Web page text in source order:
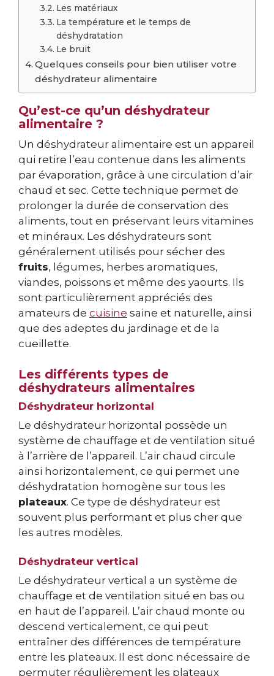
Les matériaux
La température et le temps de
déshydratation
Le bruit
Quelques conseils pour bien utiliser votre
déshydrateur alimentaire
Qu’est-ce qu’un déshydrateur
alimentaire ?
Un déshydrateur alimentaire est un appareil
qui retire l’eau contenue dans les aliments
par évaporation, grâce à une circulation d’air
chaud et sec. Cette technique permet de
prolonger la durée de conservation des
aliments, tout en préservant leurs vitamines
et minéraux. Les déshydrateurs sont
généralement utilisés pour sécher des
fruits, légumes, herbes aromatiques,
viandes, poissons et même des yaourts. Ils
sont particulièrement appréciés des
amateurs de cuisine saine et naturelle, ainsi
que des adeptes du jardinage et de la
cueillette.
Les différents types de
déshydrateurs alimentaires
Déshydrateur horizontal
Le déshydrateur horizontal possède un
système de chauffage et de ventilation situé
à l’arrière de l’appareil. L’air chaud circule
ainsi horizontalement, ce qui permet une
déshydratation homogène sur tous les
plateaux. Ce type de déshydrateur est
souvent plus performant et plus cher que
les autres modèles.
Déshydrateur vertical
Le déshydrateur vertical a un système de
chauffage et de ventilation situé en bas ou
en haut de l’appareil. L’air chaud monte ou
descend verticalement, ce qui peut
entraîner des différences de température
entre les plateaux. Il est donc nécessaire de
permuter régulièrement les plateaux